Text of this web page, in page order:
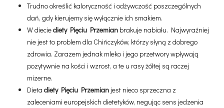
Trudno określić kaloryczność i odżywczość poszczególnych
dań, gdy kierujemy się wyłącznie ich smakiem.
W dieciediety Pięciu Przemian brakuje nabiału. Najwyraźniej
nie jest to problem dla Chińczyków, którzy słyną z dobrego
zdrowia. Zarazem jednak mleko i jego przetwory wpływają
pozytywnie na kości i wzrost, a te u rasy żółtej są raczej
mizerne.
Dieta diety Pięciu Przemian jest nieco sprzeczna z
zaleceniami europejskich dietetyków, negując sens jedzenia